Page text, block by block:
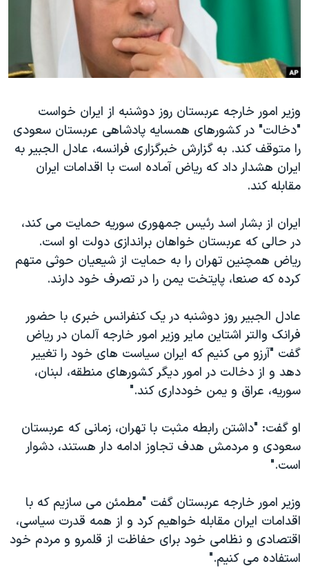
اقتصادی
اسرائیل در جنگ
گالری عکس
آرشیو پخش زنده
انتخابات ریاست جمهوری آمریکا ۲۰۲۴
حمله جمهوری اسلامی به اسرائیل
ورزش زنان در ایران
اعتراضات زن، زندگی، آزادی
مجموعه مستندهای دادخواهی
تریبونال مردمی آبان ۹۸
چهل سال گروگان‌گیری
قانون شفافیت دارائی کادر رهبری ایران
اعتراضات مردمی آبان ۹۸
اسرائیل در جنگ
نرگس محمدی برنده جایزه نوبل صلح
همایش محافظه‌کاران آمریکا «سی‌پک»
صفحه‌های ویژه
زبانهای مختلف
وزیر امور خارجه عربستان روز دوشنبه از ایران خواست
"دخالت" در کشورهای همسایه پادشاهی عربستان سعودی
را متوقف کند. به گزارش خبرگزاری فرانسه، عادل الجبیر به
ایران هشدار داد که ریاض آماده است با اقدامات ایران
مقابله کند.
ایران از بشار اسد رئیس جمهوری سوریه حمایت می کند،
در حالی که عربستان خواهان براندازی دولت او است.
ریاض همچنین تهران را به حمایت از شیعیان حوثی متهم
کرده که صنعا، پایتخت یمن را در تصرف خود دارند.
عادل الجبیر روز دوشنبه در یک کنفرانس خبری با حضور
فرانک والتر اشتاین مایر وزیر امور خارجه آلمان در ریاض
گفت "آرزو می کنیم که ایران سیاست های خود را تغییر
دهد و از دخالت در امور دیگر کشورهای منطقه، لبنان،
سوریه، عراق و یمن خودداری کند."
او گفت: "داشتن رابطه مثبت با تهران، زمانی که عربستان
سعودی و مردمش هدف تجاوز ادامه دار هستند، دشوار
است."
وزیر امور خارجه عربستان گفت "مطمئن می سازیم که با
اقدامات ایران مقابله خواهیم کرد و از همه قدرت سیاسی،
اقتصادی و نظامی خود برای حفاظت از قلمرو و مردم خود
استفاده می کنیم."